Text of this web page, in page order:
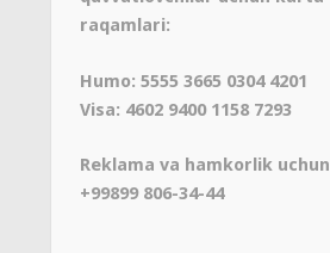
raqamlari:
Humo: 5555 3665 0304 4201
Visa: 4602 9400 1158 7293
Reklama va hamkorlik uchun
+99899 806-34-44